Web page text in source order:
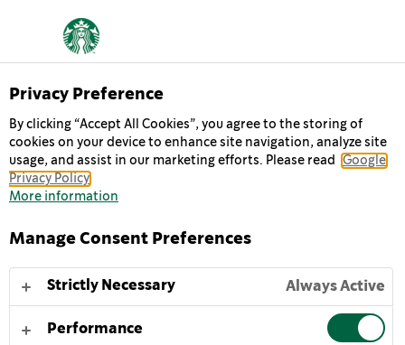
COOKIES & CREAM
Frappuccino® Cookies & Cream s’inspire d’un grand
cookie et café dans une boisson gourmande qui mêle
l’intensité de notre espresso torréfié signature, avec la
fraîcheur et l’onctuosité du lait : un petit délice à
Privacy Preference
By clicking “Accept All Cookies”, you agree to the storing of
cookies on your device to enhance site navigation, analyze site
usage, and assist in our marketing efforts. Please read
Google
Privacy Policy
More information
Manage Consent Preferences
Strictly Necessary Always Active
Performance